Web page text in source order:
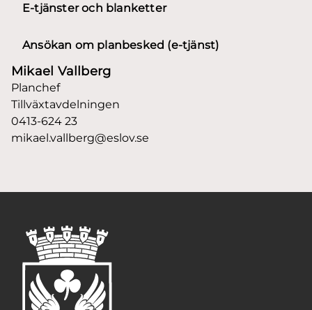
E-tjänster och blanketter
Ansökan om planbesked (e-tjänst)
Mikael Vallberg
Planchef
Tillväxtavdelningen
0413-624 23
mikael.vallberg@eslov.se